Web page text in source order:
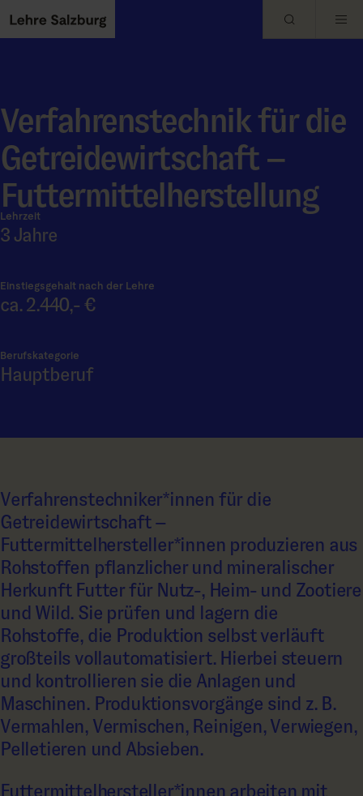
Skip to main content
Verfahrenstechnik für die
Getreidewirtschaft –
Futtermittelherstellung
Lehrzeit
3 Jahre
Einstiegsgehalt nach der Lehre
ca. 2.440,- €
Berufskategorie
Hauptberuf
Verfahrenstechniker*innen für die
Getreidewirtschaft –
Futtermittelhersteller*innen produzieren aus
Rohstoffen pflanzlicher und mineralischer
Herkunft Futter für Nutz-, Heim- und Zootiere
und Wild. Sie prüfen und lagern die
Rohstoffe, die Produktion selbst verläuft
großteils vollautomatisiert. Hierbei steuern
und kontrollieren sie die Anlagen und
Maschinen. Produktionsvorgänge sind z. B.
Vermahlen, Vermischen, Reinigen, Verwiegen,
Pelletieren und Absieben.
Futtermittelhersteller*innen arbeiten mit